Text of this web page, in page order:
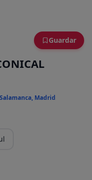
Guardar
Salamanca, Madrid